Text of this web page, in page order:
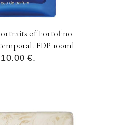
of Portofino
EDP 100ml
€.